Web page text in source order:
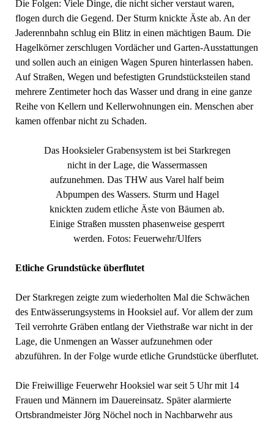
Die Folgen: Viele Dinge, die nicht sicher verstaut waren,
flogen durch die Gegend. Der Sturm knickte Äste ab. An der
Jaderennbahn schlug ein Blitz in einen mächtigen Baum. Die
Hagelkörner zerschlugen Vordächer und Garten-Ausstattungen
und sollen auch an einigen Wagen Spuren hinterlassen haben.
Auf Straßen, Wegen und befestigten Grundstücksteilen stand
mehrere Zentimeter hoch das Wasser und drang in eine ganze
Reihe von Kellern und Kellerwohnungen ein. Menschen aber
kamen offenbar nicht zu Schaden.
Das Hooksieler Grabensystem ist bei Starkregen
nicht in der Lage, die Wassermassen
aufzunehmen. Das THW aus Varel half beim
Abpumpen des Wassers. Sturm und Hagel
knickten zudem etliche Äste von Bäumen ab.
Einige Straßen mussten phasenweise gesperrt
werden. Fotos: Feuerwehr/Ulfers
Etliche Grundstücke überflutet
Der Starkregen zeigte zum wiederholten Mal die Schwächen
des Entwässerungsystems in Hooksiel auf. Vor allem der zum
Teil verrohrte Gräben entlang der Viethstraße war nicht in der
Lage, die Unmengen an Wasser aufzunehmen oder
abzuführen. In der Folge wurde etliche Grundstücke überflutet.
Die Freiwillige Feuerwehr Hooksiel war seit 5 Uhr mit 14
Frauen und Männern im Dauereinsatz. Später alarmierte
Ortsbrandmeister Jörg Nöchel noch in Nachbarwehr aus